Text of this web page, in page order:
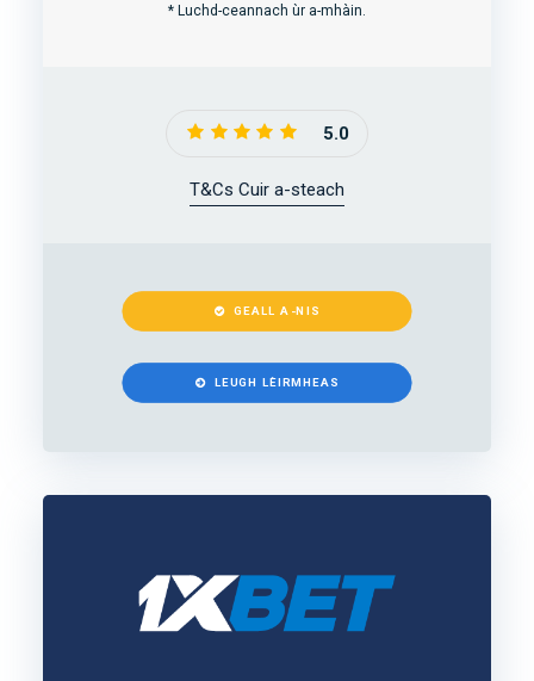
* Luchd-ceannach ùr a-mhàin.
5.0
T&Cs Cuir a-steach
GEALL A-NIS
LEUGH LÈIRMHEAS